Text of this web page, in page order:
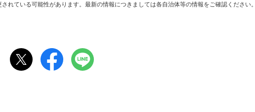
ている可能性があります。最新の情報につきましては各自治体等の情報をご確認ください。